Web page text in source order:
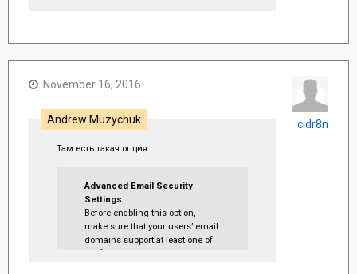
salesforce.com does not process the email.
November 16, 2016
Andrew Muzychuk
Там есть такая опция:
Advanced Email Security
Settings
Before enabling this option,
make sure that your users’ email
domains support at least one of
the following protocols: SPF,
cidr8n